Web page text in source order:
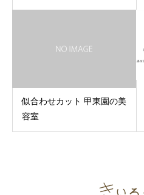
似合わせカット 甲東園の美
容室